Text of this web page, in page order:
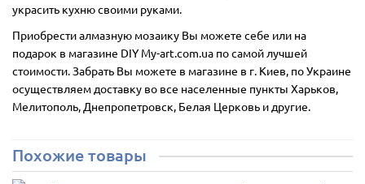
украсить кухню своими руками.
Приобрести алмазную мозаику Вы можете себе или на
подарок в магазине DIY My-art.com.ua по самой лучшей
стоимости. Забрать Вы можете в магазине в г. Киев, по Украине
осуществляем доставку во все населенные пункты Харьков,
Мелитополь, Днепропетровск, Белая Церковь и другие.
Похожие товары